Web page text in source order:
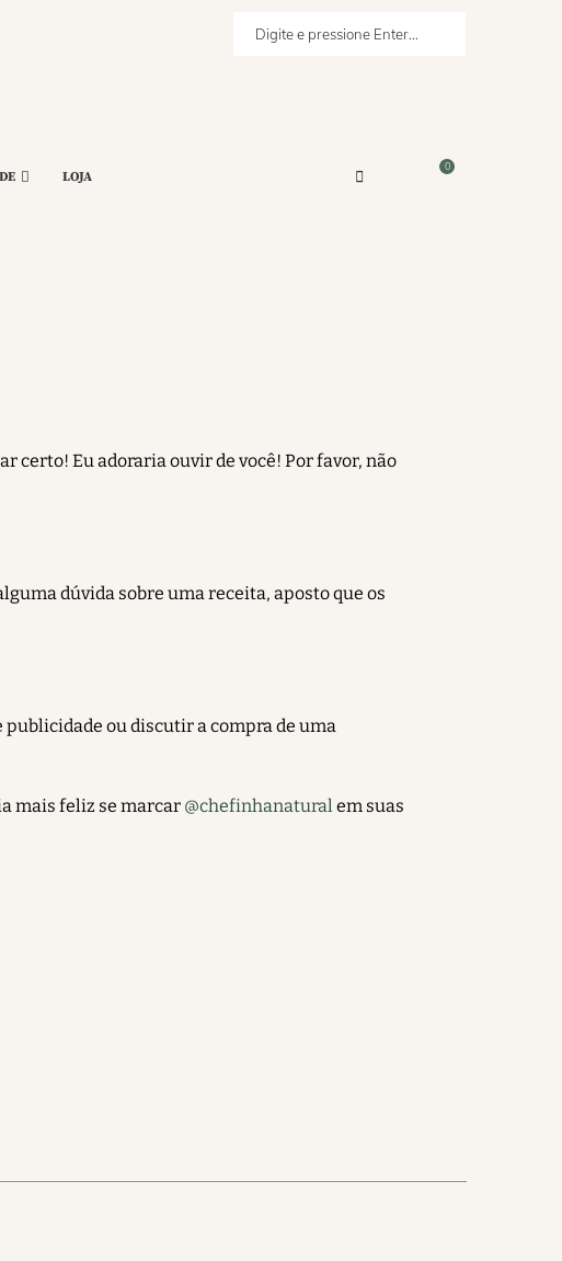
LOJA
0
certo! Eu adoraria ouvir de você! Por favor, não
dúvida sobre uma receita, aposto que os
publicidade ou discutir a compra de uma
mais feliz se marcar @chefinhanaturalem suas